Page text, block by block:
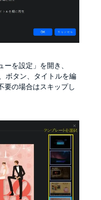
を設定」を開き、
ボタン、タイトルを編
要の場合はスキップし